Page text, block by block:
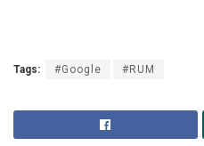
Tags: #Google #RUM